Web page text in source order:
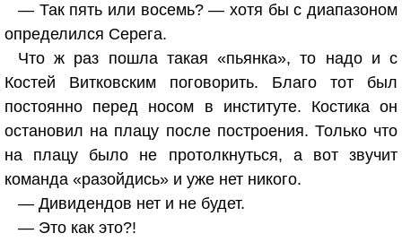
— Так пять или восемь? — хотя бы с диапазоном
определился Серега.
Что ж раз пошла такая «пьянка», то надо и с
Костей Витковским поговорить. Благо тот был
постоянно перед носом в институте. Костика он
остановил на плацу после построения. Только что
на плацу было не протолкнуться, а вот звучит
команда «разойдись» и уже нет никого.
— Дивидендов нет и не будет.
— Это как это?!